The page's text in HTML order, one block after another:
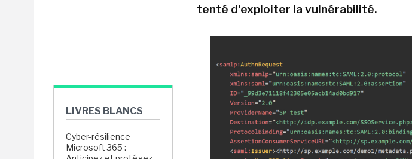
LIVRES BLANCS
Cyber-résilience
Microsoft 365 :
tenté d'exploiter la vulnérabilité.